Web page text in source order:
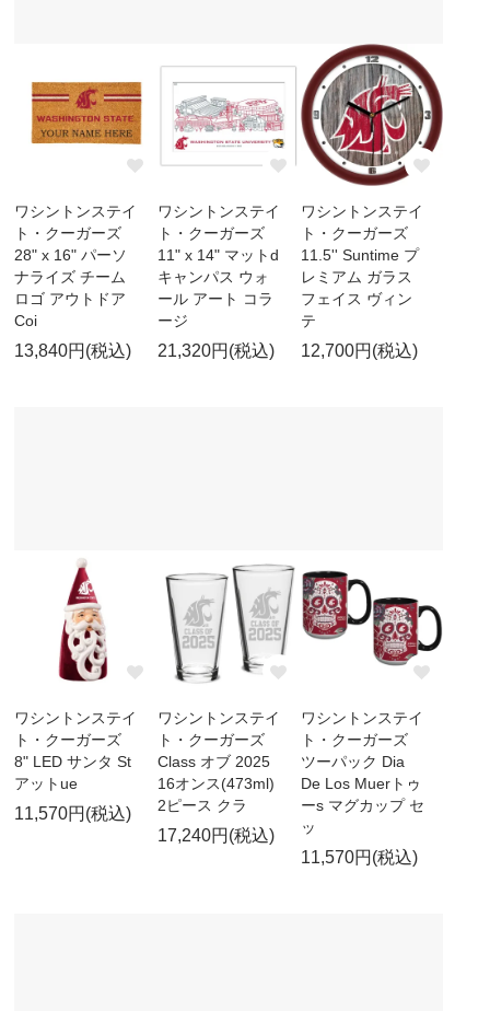
ワシントンステイ
ト・クーガーズ
28" x 16" パーソ
ナライズ チーム
ロゴ アウトドア
Coi
13,840円(税込)
ワシントンステイ
ト・クーガーズ
11" x 14" マットd
キャンパス ウォ
ール アート コラ
ージ
21,320円(税込)
ワシントンステイ
ト・クーガーズ
11.5'' Suntime プ
レミアム ガラス
フェイス ヴィン
テ
12,700円(税込)
ワシントンステイ
ト・クーガーズ
8" LED サンタ St
アットue
11,570円(税込)
ワシントンステイ
ト・クーガーズ
Class オブ 2025
16オンス(473ml)
2ピース クラ
17,240円(税込)
ワシントンステイ
ト・クーガーズ
ツーパック Dia
De Los Muerトゥ
ーs マグカップ セ
ッ
11,570円(税込)